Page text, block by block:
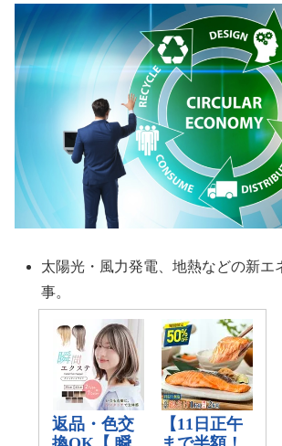
太陽光・風力発電、地熱などの新エ
事。